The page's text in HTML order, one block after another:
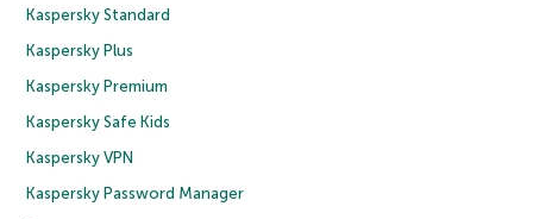
Kaspersky Standard
Kaspersky Plus
Kaspersky Premium
Kaspersky Safe Kids
Kaspersky VPN
Kaspersky Password Manager